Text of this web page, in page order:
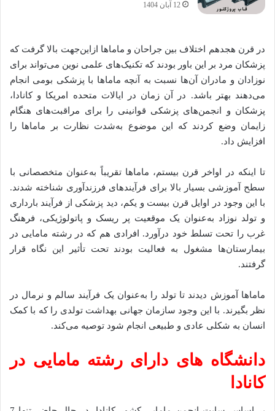
12 آبان 1404
در قرن هجدهم اختلاف بین جراحان و ماماها ازاین‌جهت بالا گرفت که
پزشکان مرد بر این باور بودند که تکنیک‌های علمی نوین می‌تواند برای
نوزادان و مادران آن‌ها نسبت به آنچه ماماها با پزشکی بومی انجام
می‌دهند بهتر باشد. در آن زمان در ایالات ‌متحده امریکا و کانادا،
پزشکان و انجمن‌های پزشکی قوانینی را برای مراقبت‌های هنگام
زایمان وضع کردند که این موضوع به‌شدت نظارت بر ماماها را
افزایش داد.
تا اینکه در اواخر قرن بیستم، ماماها تقریباً به‌عنوان متخصصانی با
سطح آموزشی بسیار بالا برای فرآیند‌های فرزندآوری شناخته شدند.
با این ‌وجود در اوایل قرن بیست و یکم، دید پزشکی از فرآیند بارداری
و تولد نوزاد به‌عنوان یک موقعیت پر ریسک و پاتولوژیکی، فرهنگ
غرب را تحت تسلط خود درآورد. افرادی هم که در رشته مامایی در
بیمارستان‌ها مشغول به فعالیت بودند تحت تأثیر این نگاه قرار
گرفتند.
ماماها آموزش دیدند تا تولد را به‌عنوان یک فرآیند سالم و نرمال در
نظر بگیرند. با این ‌وجود سازمان جهانی بهداشت تولدی را که با کمک
انسان به شکلی عادی و طبیعی انجام شود توصیه می‌کند.
دانشگاه های دارای رشته مامایی در
کانادا